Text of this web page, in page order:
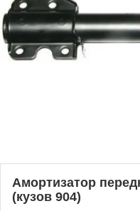
Амортизатор
(кузов 904)